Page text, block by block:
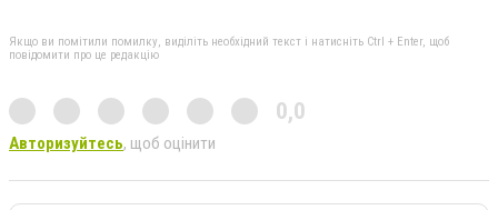
Якщо ви помітили помилку, виділіть необхідний текст і натисніть Ctrl + Enter, щоб
повідомити про це редакцію
0,0
Авторизуйтесь, щоб оцінити